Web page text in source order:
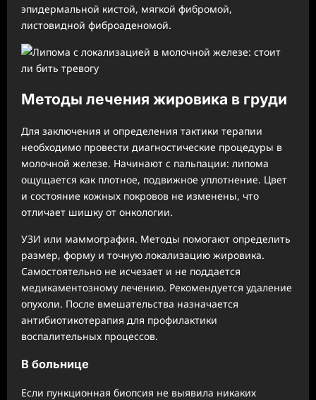
эпидермальной кистой, мягкой фибромой,
листовидной фиброаденомой.
Методы лечения жировика в груди
Для заключения и определения тактики терапии
необходимо провести диагностические процедуры в
молочной железе. Начинают с пальпации: липома
ощущается как плотное, подвижное уплотнение. Цвет
и состояние кожных покровов не изменены, что
отличает шишку от онкологии.
УЗИ или маммография. Методы помогают определить
размер, форму и точную локализацию жировика.
Самостоятельно не исчезает и не поддается
медикаментозному лечению. Рекомендуется удаление
опухоли. После вмешательства назначается
антибиотикотерапия для профилактики
воспалительных процессов.
В больнице
Если пункционная биопсия не выявила никаких